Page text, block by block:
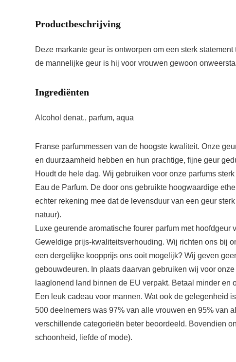
Productbeschrijving
Deze markante geur is ontworpen om een sterk
de mannelijke geur is hij voor vrouwen gewoon
Ingrediënten
Alcohol denat., parfum, aqua
Franse parfummessen van de hoogste kwaliteit. Onze
en duurzaamheid hebben en hun prachtige, fijne geur
Houdt de hele dag. Wij gebruiken voor onze parfums
Eau de Parfum. De door ons gebruikte hoogwaardige
echter rekening mee dat de levensduur van een geur
natuur).
Luxe geurende aromatische fourer parfum met
Geweldige prijs-kwaliteitsverhouding. Wij richten ons bij
een dergelijke koopprijs ons ooit mogelijk? Wij geven
gebouwdeuren. In plaats daarvan gebruiken wij voor
laaglonend land binnen de EU verpakt. Betaal minder en
Een leuk cadeau voor mannen. Wat ook de gelegenheid
500 deelnemers was 97% van alle vrouwen en 95% van
verschillende categorieën beter beoordeeld. Bovendien
schoonheid, liefde of mode).